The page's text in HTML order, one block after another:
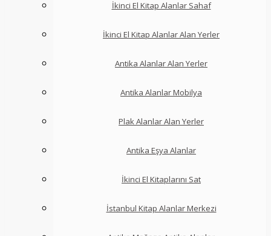
İkinci El Kitap Alanlar Sahaf
İkinci El Kitap Alanlar Alan Yerler
Antika Alanlar Alan Yerler
Antika Alanlar Mobilya
Plak Alanlar Alan Yerler
Antika Eşya Alanlar
İkinci El Kitaplarını Sat
İstanbul Kitap Alanlar Merkezi